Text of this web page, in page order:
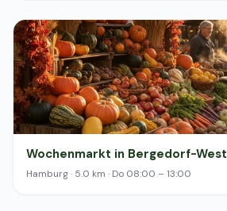
Wochenmarkt in Bergedorf-West
Hamburg · 5.0 km · Do 08:00 – 13:00